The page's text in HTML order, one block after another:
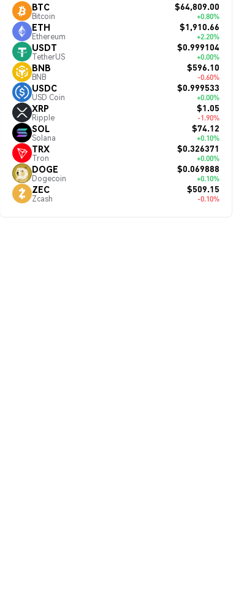
BTC
Bitcoin
$64,809.00
+0.80%
ETH
Ethereum
$1,910.66
+2.20%
USDT
TetherUS
$0.999104
+0.00%
BNB
BNB
$596.10
-0.60%
USDC
USD Coin
$0.999533
+0.00%
XRP
Ripple
$1.05
-1.90%
SOL
Solana
$74.12
+0.10%
TRX
Tron
$0.326371
+0.00%
DOGE
Dogecoin
$0.069888
+0.10%
ZEC
Zcash
$509.15
-0.10%